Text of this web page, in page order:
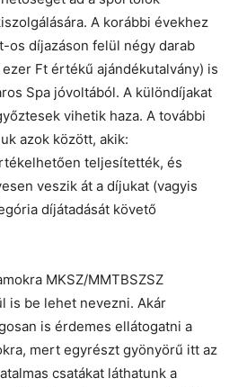
A korábbi évekhez
os díjazáson felül négy darab
Ft értékű ajándékutalvány) is
Spa jóvoltából. A különdíjakat
vihetik haza. A további
azok között, akik:
teljesítették, és
veszik át a díjukat (vagyis
díjátadását követő
MKSZ/MMTBSZSZ
is be lehet nevezni. Akár
is érdemes ellátogatni a
mert egyrészt gyönyörű itt az
csatákat láthatunk a